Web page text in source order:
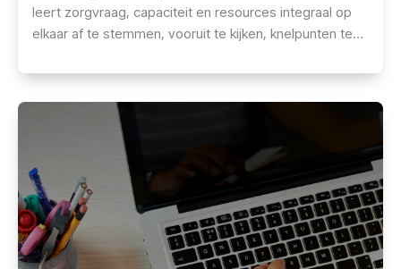
leert zorgvraag, capaciteit en resources integraal op
elkaar af te stemmen, vooruit te kijken, knelpunten te
besluitvorming. Voor professionals die een sleutelrol
efficiënte en toekomstbestendige zorg.